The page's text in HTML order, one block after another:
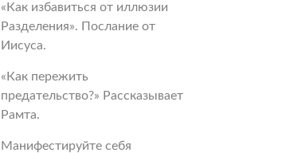
«Как избавиться от иллюзии
Разделения». Послание от
Иисуса.
«Как пережить
предательство?» Рассказывает
Рамта.
Манифестируйте себя